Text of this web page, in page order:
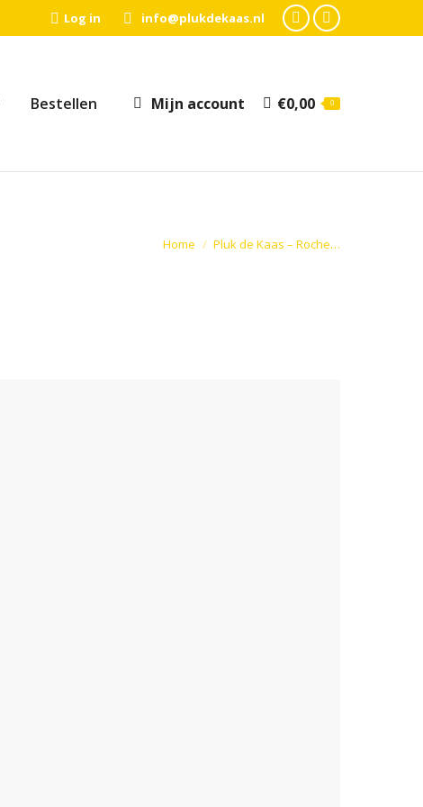
Log in info@plukdekaas.nl
Facebook
in
Instagram
in
Bestellen Mijn account €0,00 0
Je bent hier:
Home Pluk de Kaas – Roche…